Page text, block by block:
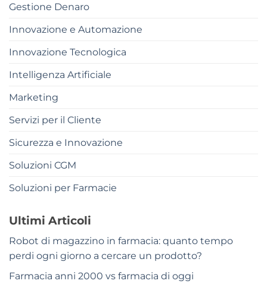
Gestione Denaro
Innovazione e Automazione
Innovazione Tecnologica
Intelligenza Artificiale
Marketing
Servizi per il Cliente
Sicurezza e Innovazione
Soluzioni CGM
Soluzioni per Farmacie
Ultimi Articoli
Robot di magazzino in farmacia: quanto tempo
perdi ogni giorno a cercare un prodotto?
Farmacia anni 2000 vs farmacia di oggi